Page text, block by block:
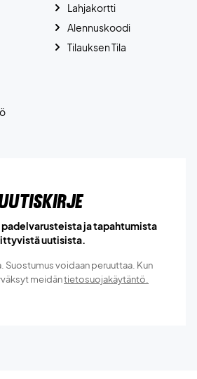
Lahjakortti
Alennuskoodi
Tilauksen Tila
padelvarusteista ja tapahtumista
uutisista.
Suostumus voidaan peruuttaa. Kun
meidäntietosuojakäytäntö.